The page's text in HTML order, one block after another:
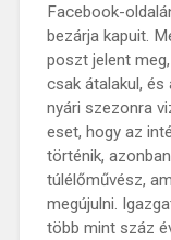
Facebook-
bezárja kapuit.
poszt jelent
csak átalakul,
nyári szezonra
eset, hogy az
történik,
túlélőművész,
megújulni.
több mint száz